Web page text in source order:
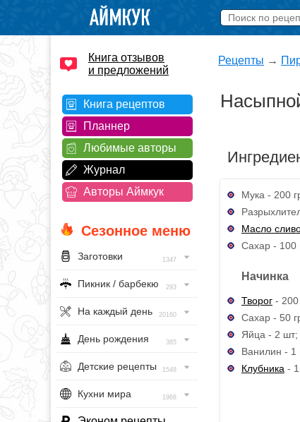
Книга отзывов
и предложений
Книга рецептов
Планнер
Любимые авторы
Журнал
Авторы Аймкук
Сезонное меню
Заготовки 1347
Пикник / барбекю 293
На каждый день 20160
День рождения 385
Детские рецепты 1548
Кухни мира 1968
Рецепты →
Мука - 200
Масло
Сахар - 100
Начинка
Творог -
Сахар - 50
Яйца - 2 шт;
Ванилин - 1
Клубника - 1